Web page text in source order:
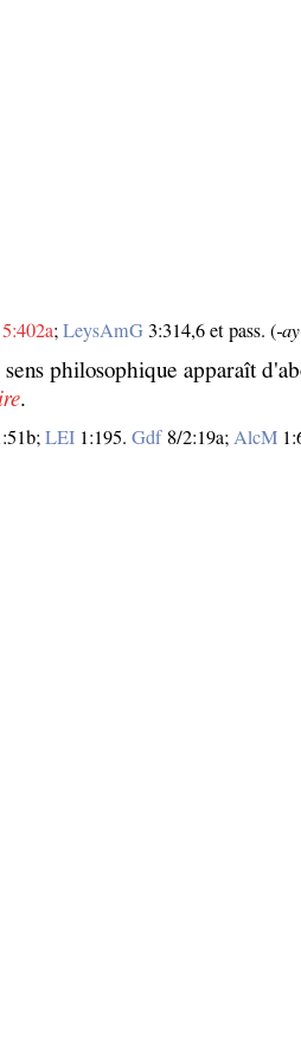
5:402a;LeysAmG 3:314,6 et pass. (
philosophique apparaît
.
LEI 1:195. Gdf 8/2:19a; AlcM